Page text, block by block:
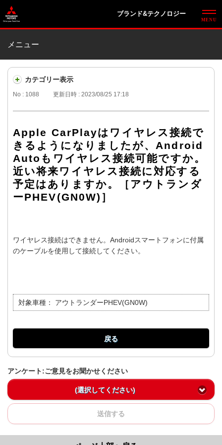
ブランド&テクノロジー
メニュー
カテゴリー表示
No : 1088 更新日時 : 2023/08/25 17:18
Apple CarPlayはワイヤレス接続で
きるようになりましたが、Android
Autoもワイヤレス接続可能ですか。
近い将来ワイヤレス接続に対応する
予定はありますか。［アウトランダ
ーPHEV(GN0W)］
ワイヤレス接続はできません。Androidスマートフォンに付属
のケーブルを使用して接続してください。
対象車種： アウトランダーPHEV(GN0W)
戻る
アンケート:ご意見をお聞かせください
(選択してください)
送信する